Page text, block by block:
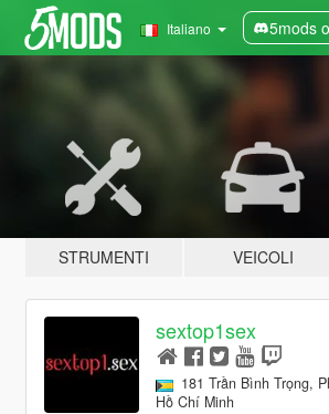
Italiano 5mods
STRUMENTI VEICOLI
sextop1sex
181 Trần Bình Trọng,
Hồ Chí Minh